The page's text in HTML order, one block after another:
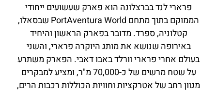
פרארי לנד בברצלונה הוא פארק שעשועים ייחודי
הממוקם בתוך מתחם PortAventura World שבסאלו,
קטלוניה, ספרד. מדובר בפארק הראשון והיחיד
באירופה שנושא את מותג היוקרה פרארי, והשני
בעולם אחרי פרארי וורלד באבו דאבי. הפארק משתרע
על שטח מרשים של כ-70,000 מ"ר, ומציע למבקרים
מגוון רחב של אטרקציות וחוויות הכוללות רכבות הרים,